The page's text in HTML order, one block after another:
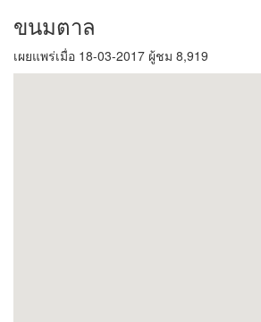
ขนมตาล
เผยแพร่เมื่อ 18-03-2017 ผู้ชม 8,919